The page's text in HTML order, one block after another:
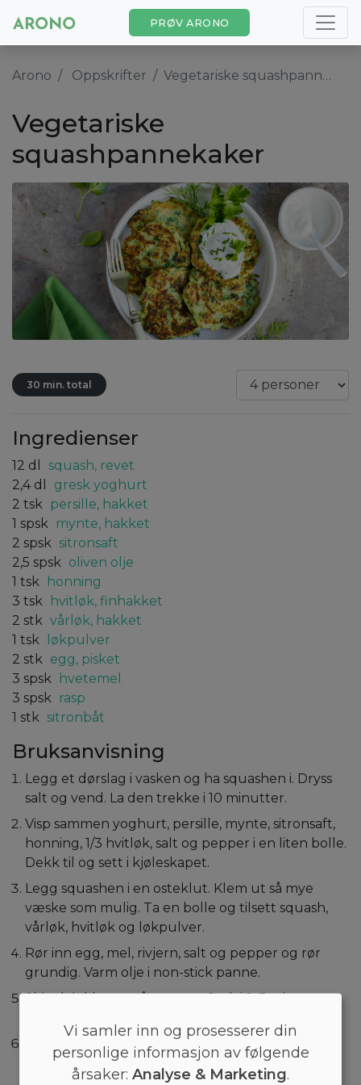
PRØV ARONO
Arono Oppskrifter Vegetariske squashpannekaker
Vegetariske
squashpannekaker
30 min. total
Ingredienser
12 dl
squash, revet
2,4 dl
gresk yoghurt
2 tsk persille, hakket
1 spsk mynte, hakket
2 spsk sitronsaft
2,5 spsk oliven olje
1 tsk
honning
3 tsk
hvitløk, finhakket
2 stk vårløk, hakket
1 tsk
løkpulver
2 stk egg, pisket
3 spsk
hvetemel
3 spsk rasp
1 stk sitronbåt
Bruksanvisning
Legg et dørslag i vasken og ha squashen i. Dryss
salt og vend. La den trekke i 10 minutter.
Visp sammen yoghurt, persille, mynte, sitronsaft,
honning, 1/3 hvitløk, salt og pepper i en liten bolle.
Dekk til og sett i kjøleskapet.
Legg squashen i en osteklut. Klem ut så mye
væske som mulig. Ta en bolle og tilsett squash,
vårløk, hvitløk og løkpulver.
Rør inn egg, mel, rivjern, salt og pepper og rør
grundig. Varm olje i non-stick panne.
Skje deigklatter på pannen. Stek i 2-3 minutter
Server pannekakene med yoghurtdressing og
sitronskall. Værsågod!
Vi samler inn og prosesserer din
personlige informasjon av følgende
årsaker: Analyse & Marketing.